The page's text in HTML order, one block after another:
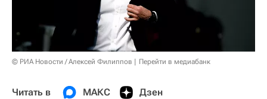
© РИА Новости / Алексей Филиппов Перейти в медиабанк
Читать в МАКС Дзен